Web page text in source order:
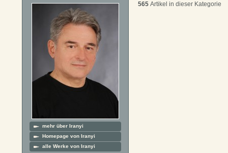
mehr über Iranyi
Homepage von Iranyi
alle Werke von Iranyi
565 Artikel in dieser Kategorie